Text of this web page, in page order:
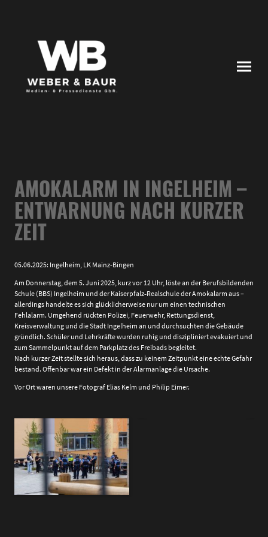
AMOKALARM IN INGELHEIM –
ENTWARNUNG NACH KURZER
ZEIT
05.06.2025: Ingelheim, LK Mainz-Bingen
Am Donnerstag, dem 5. Juni 2025, kurz vor 12 Uhr, löste an der Berufsbildenden
Schule (BBS) Ingelheim und der Kaiserpfalz‑Realschule der Amokalarm aus –
allerdings handelte es sich glücklicherweise nur um einen technischen
Fehlalarm. Umgehend rückten Polizei, Feuerwehr, Rettungsdienst,
Kreisverwaltung und die Stadt Ingelheim an und durchsuchten die Gebäude
gründlich. Schüler und Lehrkräfte wurden ruhig und diszipliniert evakuiert und
zum Sammelpunkt auf dem Parkplatz des Freibads begleitet.
Nach kurzer Zeit stellte sich heraus, dass zu keinem Zeitpunkt eine echte Gefahr
bestand. Offenbar war ein Defekt in der Alarmanlage die Ursache.
Vor Ort waren unsere Fotograf Elias Kelm und Philip Eimer.